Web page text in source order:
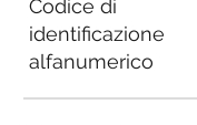
Codice di
identificazione
alfanumerico